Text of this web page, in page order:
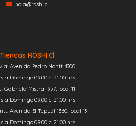
hola@roshi.cl
Tiendas ROSHI.cl
Avenida Pedro Montt 4300
a Domingo 09:00 a 21:00 hrs
Gabriela Mistral 957, local 11
a Domingo 09:00 a 21:00 hrs
Avenida El Tepual 1360, local 13
a Domingo 09:00 a 21:00 hrs